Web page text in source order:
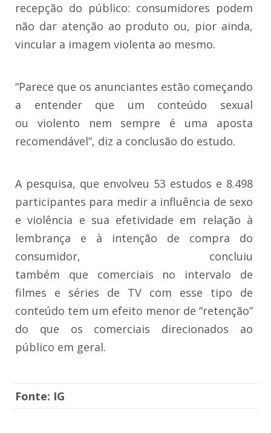
recepção do público: consumidores podem
não dar atenção ao produto ou, pior ainda,
vincular a imagem violenta ao mesmo.
“Parece que os anunciantes estão começando
a entender que um conteúdo sexual
ou violento nem sempre é uma aposta
recomendável”, diz a conclusão do estudo.
A pesquisa, que envolveu 53 estudos e 8.498
participantes para medir a influência de sexo
e violência e sua efetividade em relação à
lembrança e à intenção de compra do
consumidor, concluiu
também que comerciais no intervalo de
filmes e séries de TV com esse tipo de
conteúdo tem um efeito menor de “retenção”
do que os comerciais direcionados ao
público em geral.
Fonte: IG